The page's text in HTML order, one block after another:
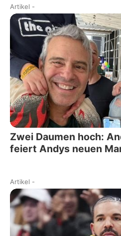
Artikel -
Zwei Daumen hoch:
feiert Andys neuen
Artikel -